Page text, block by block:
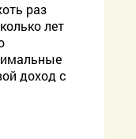
раз
лет
доход с